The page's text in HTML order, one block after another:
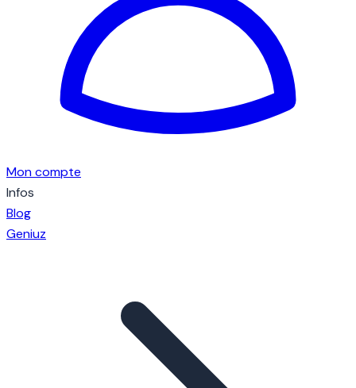
Mon compte
Infos
Blog
Geniuz